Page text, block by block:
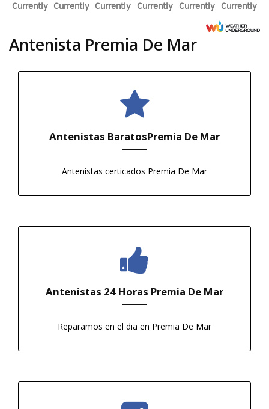
Currently Currently Currently Currently Currently Currently
Antenista Premia De Mar
Antenistas BaratosPremia De Mar
Antenistas certificados Premia De Mar
Antenistas 24 Horas Premia De Mar
Reparamos en el dia en Premia De Mar